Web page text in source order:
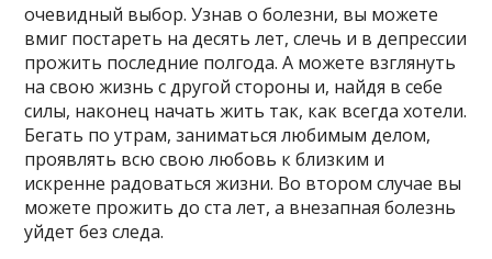
очевидный выбор. Узнав о болезни, вы можете
вмиг постареть на десять лет, слечь и в депрессии
прожить последние полгода. А можете взглянуть
на свою жизнь с другой стороны и, найдя в себе
силы, наконец начать жить так, как всегда хотели.
Бегать по утрам, заниматься любимым делом,
проявлять всю свою любовь к близким и
искренне радоваться жизни. Во втором случае вы
можете прожить до ста лет, а внезапная болезнь
уйдет без следа.